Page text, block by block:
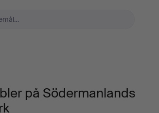
på Södermanlands